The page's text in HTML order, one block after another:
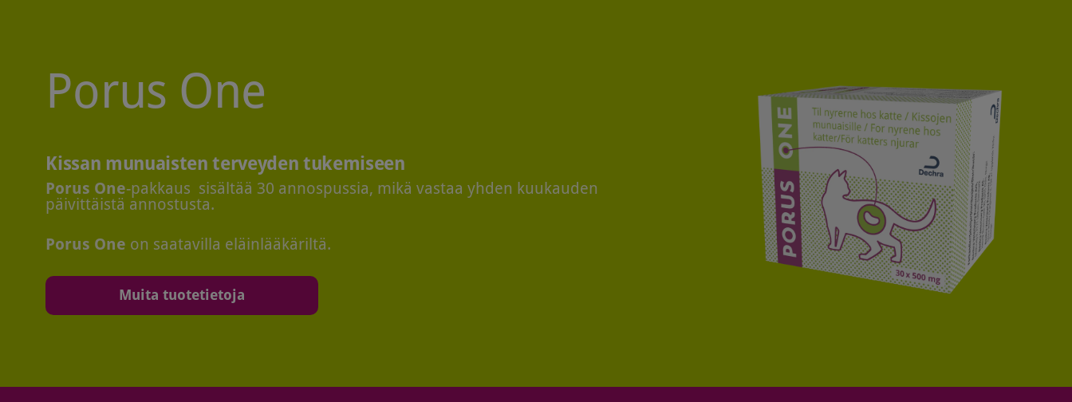
Porus One
Kissan munuaisten terveyden tukemiseen
Porus One-pakkaus sisältää 30 annospussia, mikä vastaa yhden kuukauden
päivittäistä annostusta.
Porus One on saatavilla eläinlääkäriltä.
Muita tuotetietoja